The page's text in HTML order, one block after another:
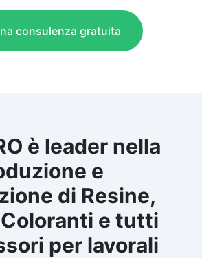
consulenza gratuita
è leader nella
e
di Resine,
e tutti
per lavorali